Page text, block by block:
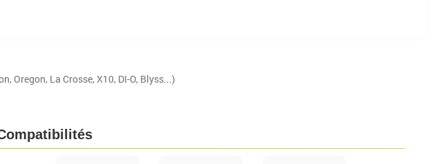
Oregon, La Crosse, X10, DI-O, Blyss...)